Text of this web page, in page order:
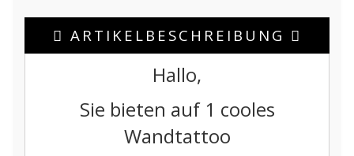
ARTIKELBESCHREIBUNG
Hallo,
Sie bieten auf 1 cooles
Wandtattoo